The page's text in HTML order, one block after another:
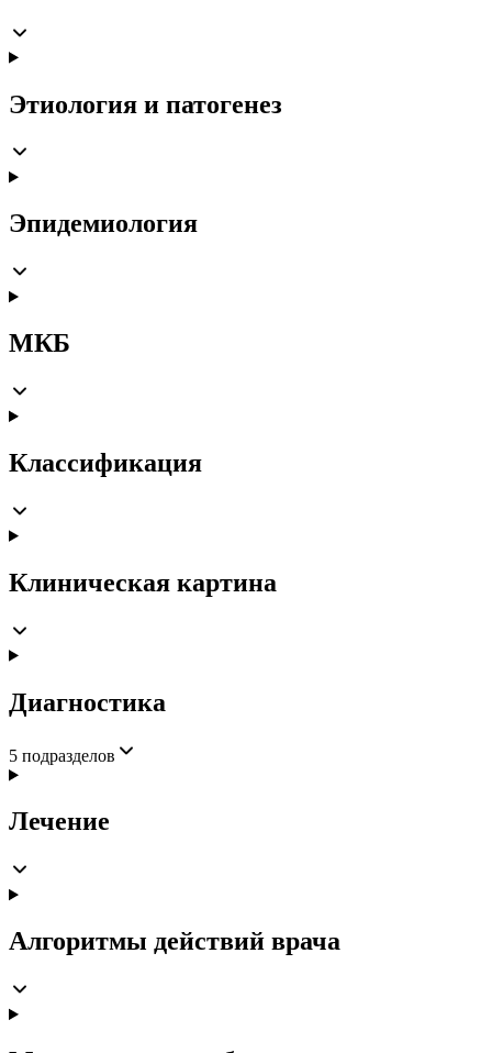
Этиология и патогенез
Эпидемиология
МКБ
Классификация
Клиническая картина
Диагностика
5 подразделов
Лечение
Алгоритмы действий врача